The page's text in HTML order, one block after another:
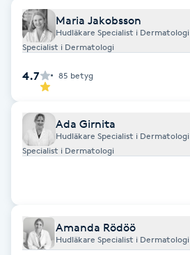
Fransborttagning
Fransfärgning
Fransförlängning
Fransförlängning Megavolym
Fransk manikyr
Fransrengöring
Maria Jakobsson
Hudläkare Specialist i Dermatologi
Specialist i Dermatologi
4.7 85 betyg
Ada Girnita
Hudläkare Specialist i Dermatologi
Specialist i Dermatologi
Amanda Rödöö
Hudläkare Specialist i Dermatologi